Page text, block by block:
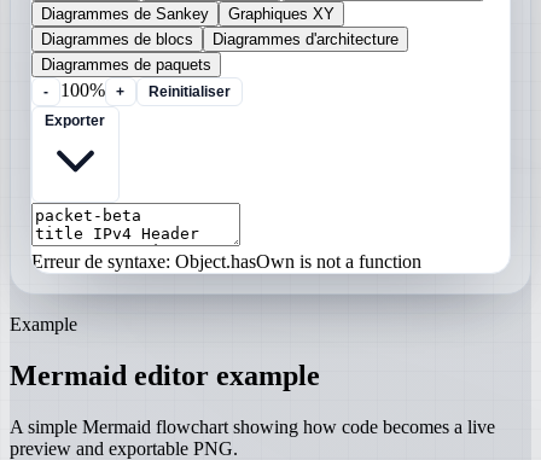
Diagrammes de Sankey
Graphiques XY
Diagrammes de blocs
Diagrammes d'architecture
Diagrammes de paquets
- 100% +
Reinitialiser
Erreur de syntaxe: Object.hasOwn is not a function
Example
Mermaid editor example
A simple Mermaid flowchart showing how code becomes a live
preview and exportable PNG.